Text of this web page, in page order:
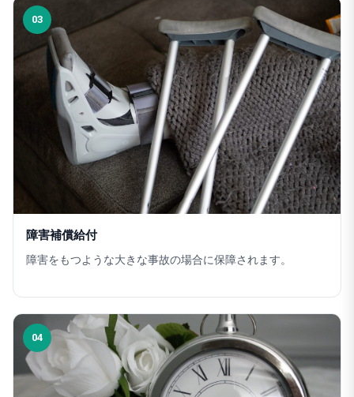
03
障害補償給付
障害をもつような大きな事故の場合に保障されます。
04